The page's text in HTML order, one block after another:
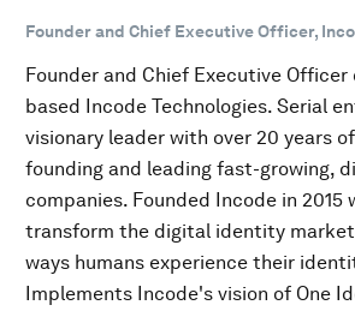
Founder and Chief Executive Officer,
Founder and Chief Executive Officer
based Incode Technologies. Serial
visionary leader with over 20 years
founding and leading fast-growing,
companies. Founded Incode in 2015
transform the digital identity
ways humans experience their
Implements Incode's vision of One